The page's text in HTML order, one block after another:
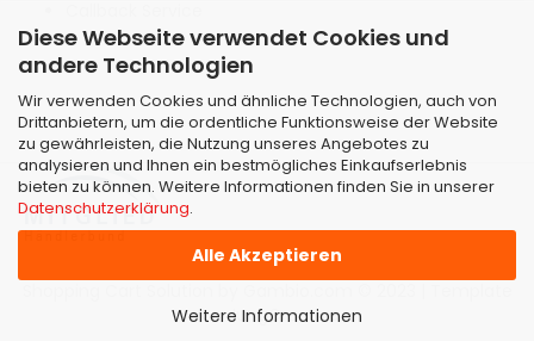
Diese Webseite verwendet Cookies und
andere Technologien
Wir verwenden Cookies und ähnliche Technologien, auch von
Drittanbietern, um die ordentliche Funktionsweise der Website
zu gewährleisten, die Nutzung unseres Angebotes zu
analysieren und Ihnen ein bestmögliches Einkaufserlebnis
bieten zu können. Weitere Informationen finden Sie in unserer
Datenschutzerklärung.
Alle Akzeptieren
Weitere Informationen
vonJungCreative.